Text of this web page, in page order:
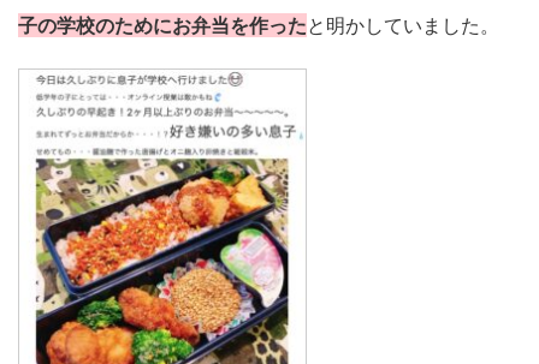
子の学校のためにお弁当を作ったと明かしていました。